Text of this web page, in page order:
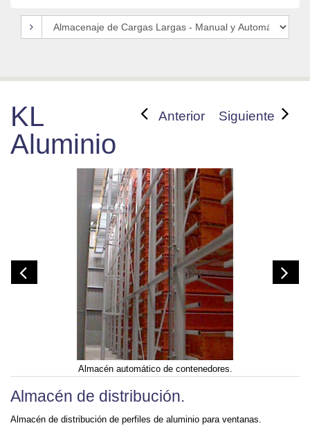
Anterior Siguiente
KL
Aluminio
Almacén automático de contenedores.
Almacén de distribución.
Almacén de distribución de perfiles de aluminio para ventanas.